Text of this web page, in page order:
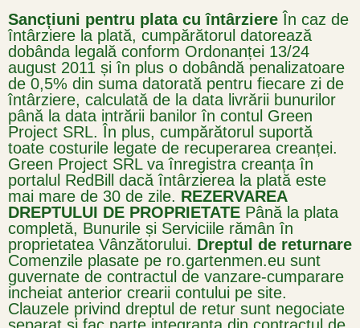
Sancțiuni pentru plata cu întârziere În caz de
întârziere la plată, cumpărătorul datorează
dobânda legală conform Ordonanței 13/24
august 2011 și în plus o dobândă penalizatoare
de 0,5% din suma datorată pentru fiecare zi de
întârziere, calculată de la data livrării bunurilor
până la data intrării banilor în contul Green
Project SRL. În plus, cumpărătorul suportă
toate costurile legate de recuperarea creanței.
Green Project SRL va înregistra creanța în
portalul RedBill dacă întârzierea la plată este
mai mare de 30 de zile. REZERVAREA
DREPTULUI DE PROPRIETATE Până la plata
completă, Bunurile și Serviciile rămân în
proprietatea Vânzătorului. Dreptul de returnare
Comenzile plasate pe ro.gartenmen.eu sunt
guvernate de contractul de vanzare-cumparare
incheiat anterior crearii contului pe site.
Clauzele privind dreptul de retur sunt negociate